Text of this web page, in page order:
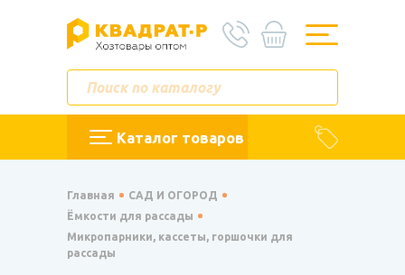
Каталог товаров
Главная
САД И ОГОРОД
Ёмкости для рассады
Микропарники, кассеты, горшочки для
рассады